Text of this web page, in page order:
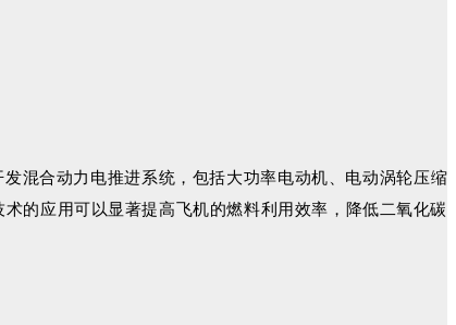
混合动力电推进系统，包括大功率电动机、电动涡轮压缩
的应用可以显著提高飞机的燃料利用效率，降低二氧化碳